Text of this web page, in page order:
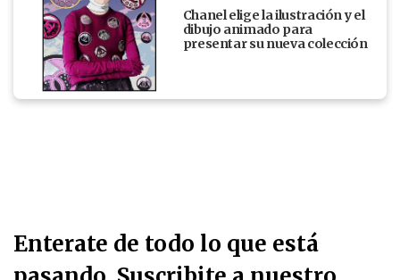
Chanel elige la ilustración y el
dibujo animado para
presentar su nueva colección
Enterate de todo lo que está